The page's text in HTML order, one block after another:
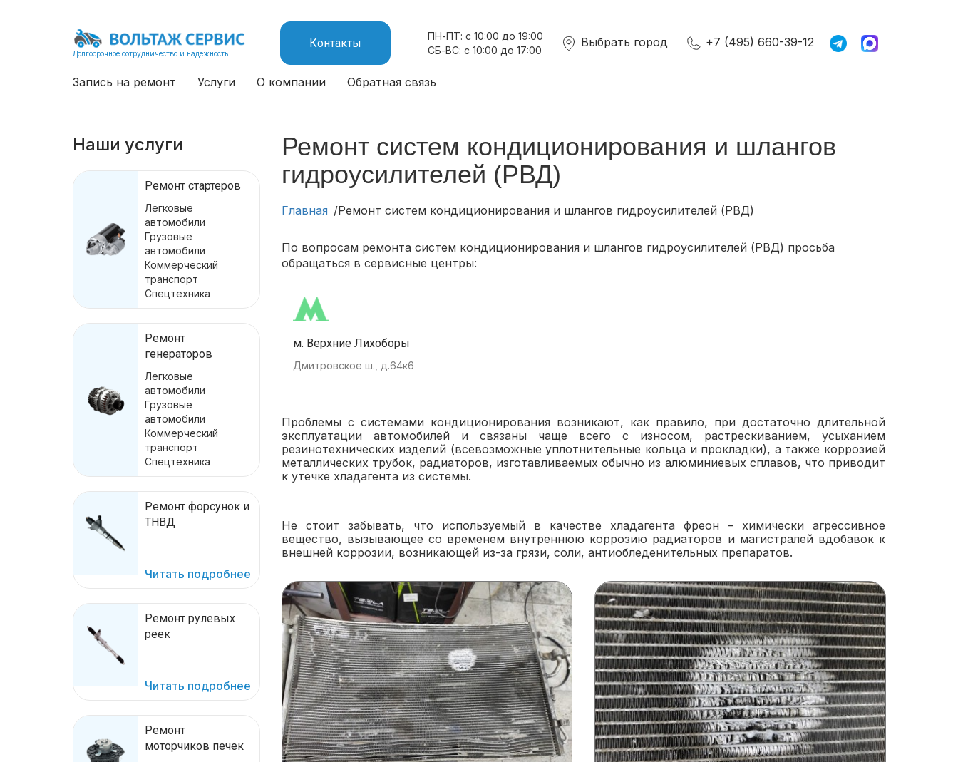
Долгосрочное сотрудничество и надежность
Запись на ремонт Услуги О компании Обратная связь
Контакты
ПН-ПТ: с 10:00 до 19:00
СБ-ВС: с 10:00 до 17:00
Выбрать город +7 (495) 660-39-12
Наши услуги
Ремонт стартеров
Легковые
автомобили
Грузовые
автомобили
Коммерческий
транспорт
Спецтехника
Ремонт
генераторов
Легковые
автомобили
Грузовые
автомобили
Коммерческий
транспорт
Спецтехника
Ремонт форсунок и
ТНВД
Читать подробнее
Ремонт рулевых
реек
Читать подробнее
Ремонт
моторчиков печек
Ремонт систем кондиционирования и шлангов
гидроусилителей (РВД)
Главная Ремонт систем кондиционирования и шлангов гидроусилителей (РВД)
По вопросам ремонта систем кондиционирования и шлангов гидроусилителей (РВД) просьба
обращаться в сервисные центры:
м. Верхние Лихоборы
Дмитровское ш., д.64к6
Проблемы с системами кондиционирования возникают, как правило, при достаточно длительной
эксплуатации автомобилей и связаны чаще всего с износом, растрескиванием, усыханием
резинотехнических изделий (всевозможные уплотнительные кольца и прокладки), а также коррозией
металлических трубок, радиаторов, изготавливаемых обычно из алюминиевых сплавов, что приводит
к утечке хладагента из системы.
Не стоит забывать, что используемый в качестве хладагента фреон – химически агрессивное
вещество, вызывающее со временем внутреннюю коррозию радиаторов и магистралей вдобавок к
внешней коррозии, возникающей из-за грязи, соли, антиобледенительных препаратов.